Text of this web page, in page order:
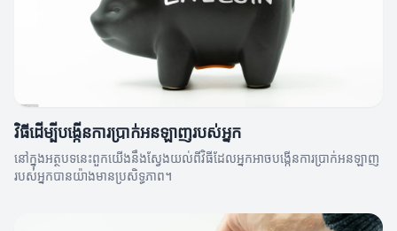
វិធីដើម្បីបង្កើនការប្រាក់អនឡាញរបស់អ្នក
នៅក្នុងអត្ថបទនេះពួកយើងនឹងស្វែងយល់ពីវិធីដែលអ្នកអាចបង្កើនការប្រាក់អនឡាញ
របស់អ្នកបានយ៉ាងមានប្រសិទ្ធភាព។